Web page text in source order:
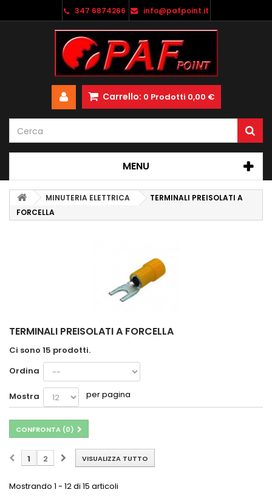
347 6874266 info@pafpoint.it
Carrello: 0 Prodotti 0,00 €
MENU
MINUTERIA ELETTRICA
TERMINALI PREISOLATI A
FORCELLA
TERMINALI PREISOLATI A FORCELLA
Ci sono 15 prodotti.
Ordina
Mostra per pagina
CONFRONTA (0)
VISUALIZZA TUTTO
1 2
Mostrando 1 - 12 di 15 articoli